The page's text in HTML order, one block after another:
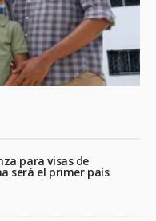
para visas de
será el primer país